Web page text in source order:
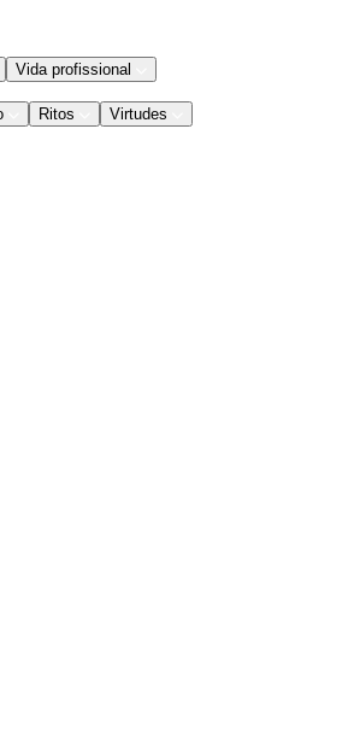
Vida profissional
Ritos Virtudes